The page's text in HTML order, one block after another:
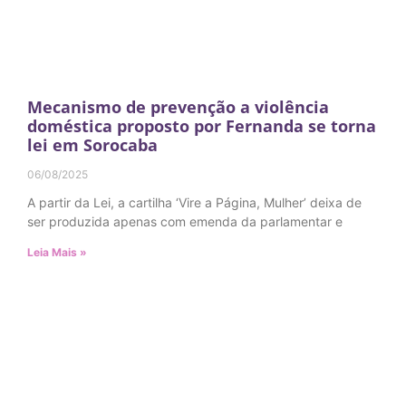
Mecanismo de prevenção a violência
doméstica proposto por Fernanda se torna
lei em Sorocaba
06/08/2025
A partir da Lei, a cartilha ‘Vire a Página, Mulher’ deixa de
ser produzida apenas com emenda da parlamentar e
Leia Mais »